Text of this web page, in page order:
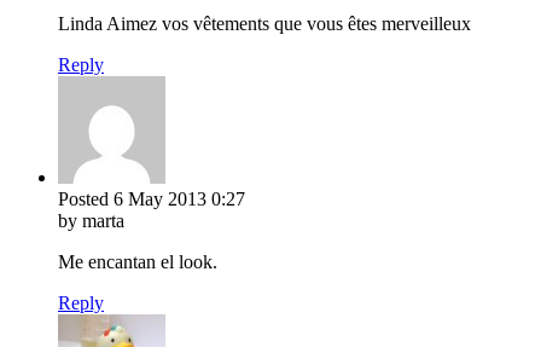
Linda Aimez vos vêtements que vous êtes merveilleux
Reply
Posted 6 May 2013 0:27
by marta
Me encantan el look.
Reply